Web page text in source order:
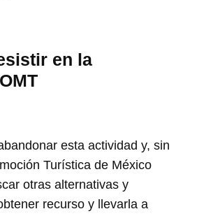
en la
esta actividad y, sin
Turística de México
otras alternativas y
recurso y llevarla a